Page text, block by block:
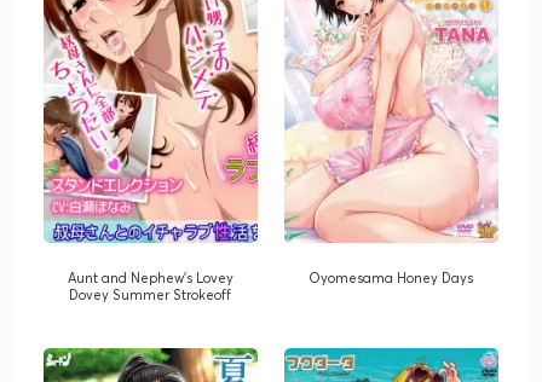
Aunt and Nephew's Lovey
Dovey Summer Strokeoff
Oyomesama Honey Days